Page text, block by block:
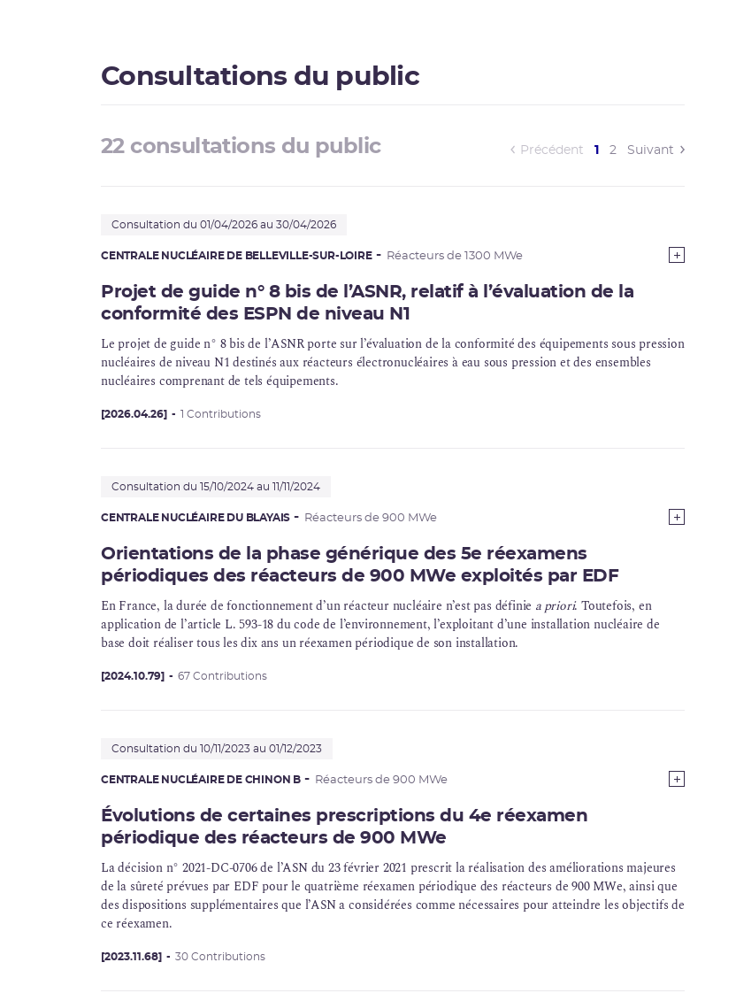
Consultations du public
22 consultations du public Précédent 1 (current)
2 Suivant
Consultation du 01/04/2026 au 30/04/2026
CENTRALE NUCLÉAIRE DE BELLEVILLE-SUR-LOIRE Réacteurs de 1300 MWe
Projet de guide n° 8 bis de l’ASNR, relatif à l’évaluation de la
conformité des ESPN de niveau N1
Le projet de guide n° 8 bis de l’ASNRporte sur l’évaluation de la conformité des équipements sous pression
nucléaires de niveau N1 destinés aux réacteurs électronucléaires à eau sous pression et des ensembles
nucléaires comprenant de tels équipements.
[2026.04.26] 1 Contributions
Consultation du 15/10/2024 au 11/11/2024
CENTRALE NUCLÉAIRE DU BLAYAIS Réacteurs de 900 MWe
Orientations de la phase générique des 5e réexamens
périodiques des réacteurs de 900 MWe exploités par EDF
En France, la durée de fonctionnement d’unréacteur nucléaire n’est pas définie a priori. Toutefois, en
application de l’article L. 593-18 du code de l’environnement, l’exploitant d’une installation nucléaire de
base doit réaliser tous les dix ans unréexamen périodiquede son installation.
[2024.10.79] 67 Contributions
Consultation du 10/11/2023 au 01/12/2023
CENTRALE NUCLÉAIRE DE CHINON B Réacteurs de 900 MWe
Évolutions de certaines prescriptions du 4e réexamen
périodique des réacteurs de 900 MWe
La décision n° 2021-DC-0706 de l’ASN du 23 février 2021 prescrit la réalisation des améliorations majeures
de la sûreté prévues par EDF pour le quatrième réexamen périodique des réacteurs de 900 MWe, ainsi que
des dispositions supplémentaires que l’ASN a considérées comme nécessaires pour atteindre les objectifs de
ce réexamen.
[2023.11.68] 30 Contributions